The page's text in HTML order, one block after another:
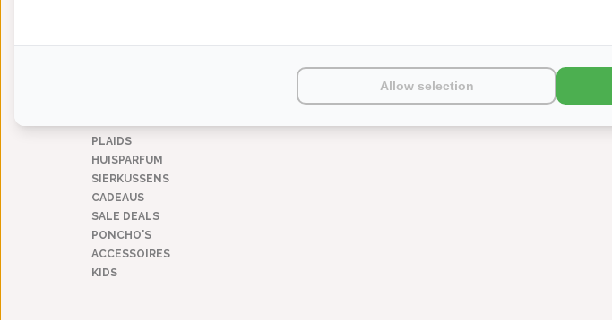
PLAIDS
HUISPARFUM
SIERKUSSENS
CADEAUS
SALE DEALS
PONCHO'S
ACCESSOIRES
KIDS
Allow selection